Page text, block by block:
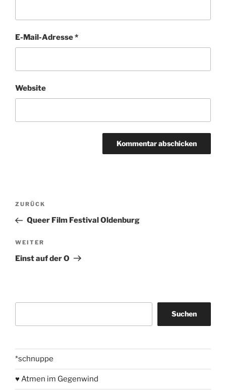
E-Mail-Adresse*
Website
Beitragsnavigation
Vorheriger
Beitrag
ZURÜCK
Queer Film Festival Oldenburg
Nächster
Beitrag
WEITER
Einst auf der O
Suchen
*schnuppe
♥ Atmen im Gegenwind